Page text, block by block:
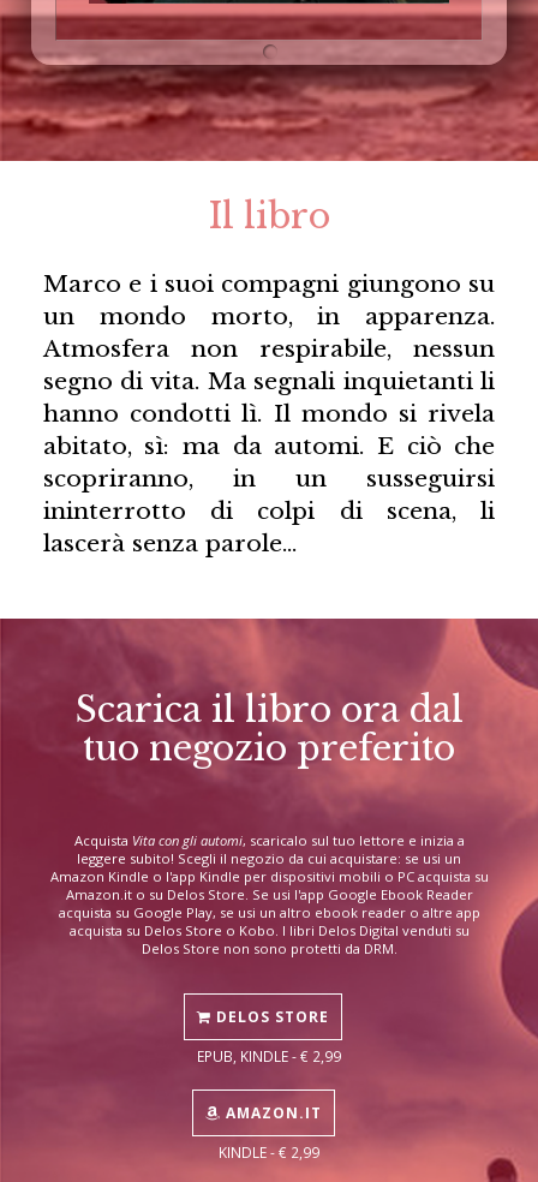
Il libro
Marco e i suoi compagni giungono su
un mondo morto, in apparenza.
Atmosfera non respirabile, nessun
segno di vita. Ma segnali inquietanti li
hanno condotti lì. Il mondo si rivela
abitato, sì: ma da automi. E ciò che
scopriranno, in un susseguirsi
ininterrotto di colpi di scena, li
lascerà senza parole…
Scarica il libro ora dal
tuo negozio preferito
Acquista Vita con gli automi, scaricalo sul tuo lettore e inizia a
leggere subito! Scegli il negozio da cui acquistare: se usi un
Amazon Kindle o l'app Kindle per dispositivi mobili o PC acquista su
Amazon.it o su Delos Store. Se usi l'app Google Ebook Reader
acquista su Google Play, se usi un altro ebook reader o altre app
acquista su Delos Store o Kobo. I libri Delos Digital venduti su
Delos Store non sono protetti da DRM.
DELOS STORE
EPUB, KINDLE - € 2,99
AMAZON.IT
KINDLE - € 2,99